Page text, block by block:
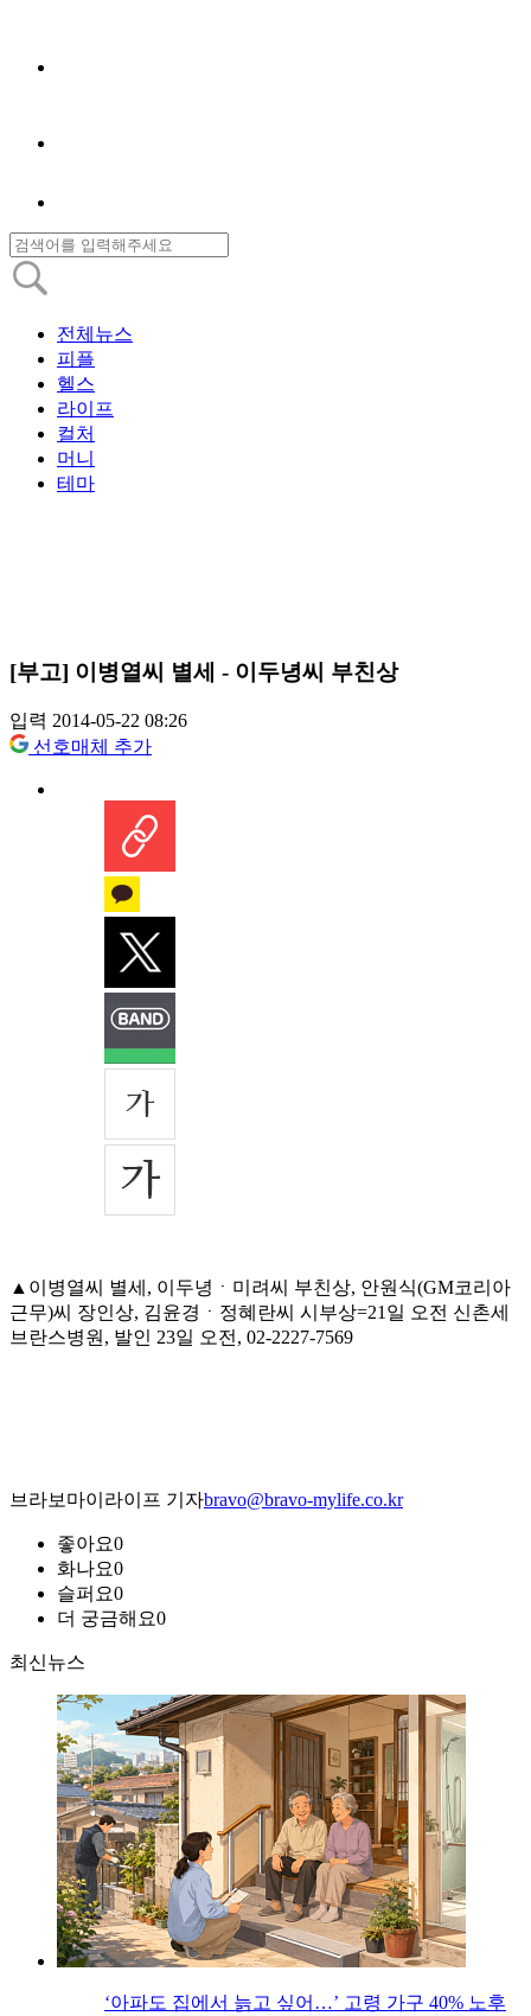
전체뉴스
피플
헬스
라이프
컬처
머니
테마
[부고] 이병열씨 별세 - 이두녕씨 부친상
입력 2014-05-22 08:26
선호매체 추가
▲이병열씨 별세, 이두녕ㆍ미려씨 부친상, 안원식(GM코리아
근무)씨 장인상, 김윤경ㆍ정혜란씨 시부상=21일 오전 신촌세
브란스병원, 발인 23일 오전, 02-2227-7569
브라보마이라이프 기자bravo@bravo-mylife.co.kr
좋아요0
화나요0
슬퍼요0
더 궁금해요0
최신뉴스
‘아파도 집에서 늙고 싶어…’ 고령 가구 40% 노후